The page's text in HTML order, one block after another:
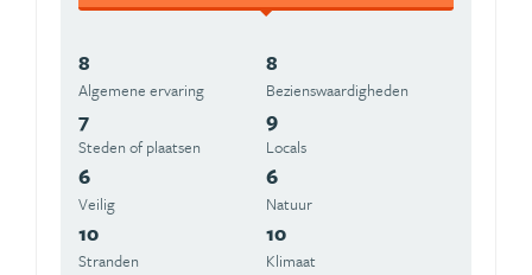
8
Algemene ervaring
8
Beziens­waardigheden
7
Steden of plaatsen
9
Locals
6
Veilig
6
Natuur
10
Stranden
10
Klimaat